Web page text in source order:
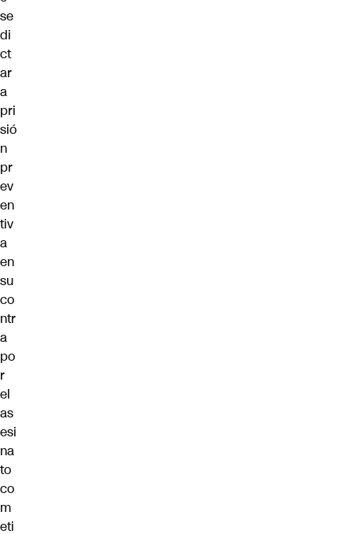
se
di
ct
ar
a
pri
sió
n
pr
ev
en
tiv
a
en
su
co
ntr
a
po
r
el
as
esi
na
to
co
m
eti